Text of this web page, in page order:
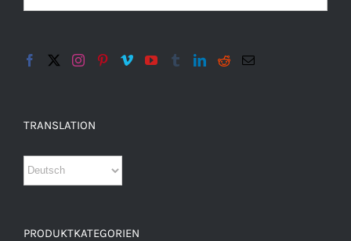
TRANSLATION
PRODUKTKATEGORIEN